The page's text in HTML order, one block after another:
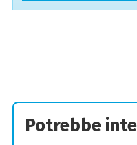
Potrebbe